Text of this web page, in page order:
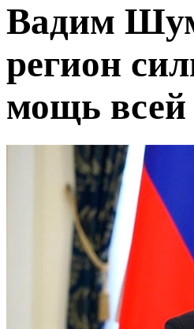
Вадим
регион
мощь всей